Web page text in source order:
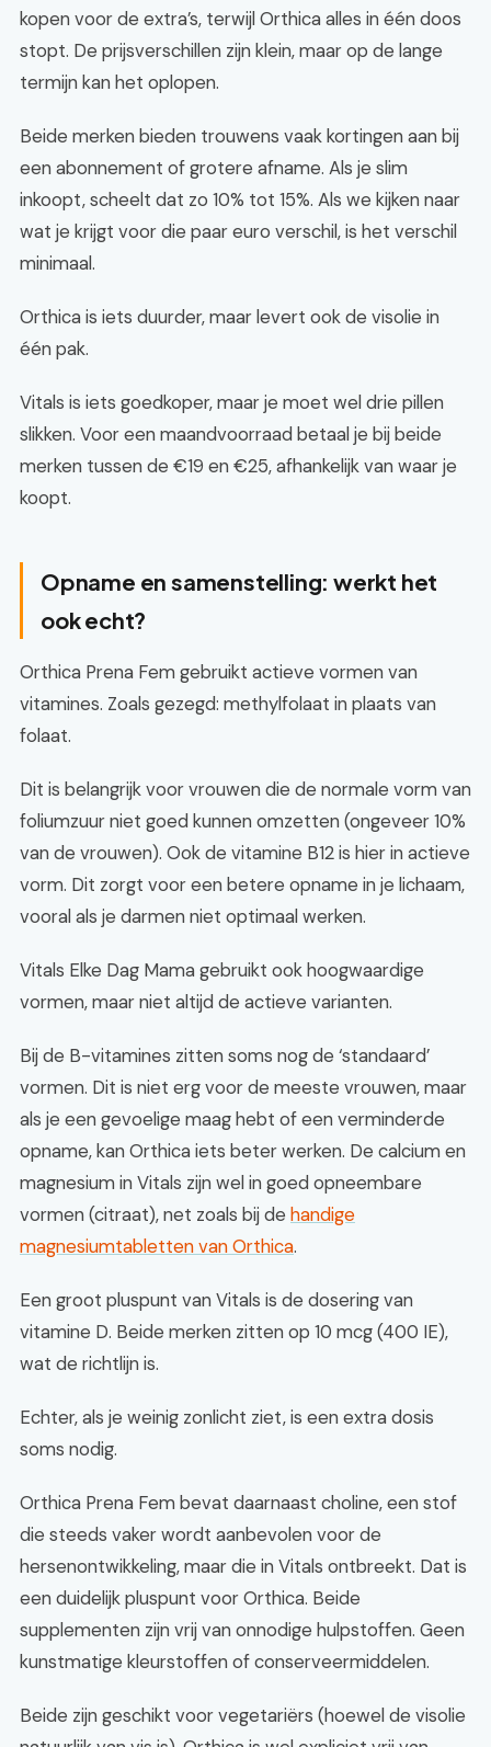
kopen voor de extra’s, terwijl Orthica alles in één doos
stopt. De prijsverschillen zijn klein, maar op de lange
termijn kan het oplopen.
Beide merken bieden trouwens vaak kortingen aan bij
een abonnement of grotere afname. Als je slim
inkoopt, scheelt dat zo 10% tot 15%. Als we kijken naar
wat je krijgt voor die paar euro verschil, is het verschil
minimaal.
Orthica is iets duurder, maar levert ook de visolie in
één pak.
Vitals is iets goedkoper, maar je moet wel drie pillen
slikken. Voor een maandvoorraad betaal je bij beide
merken tussen de €19 en €25, afhankelijk van waar je
koopt.
Opname en samenstelling: werkt het
ook echt?
Orthica Prena Fem gebruikt actieve vormen van
vitamines. Zoals gezegd: methylfolaat in plaats van
folaat.
Dit is belangrijk voor vrouwen die de normale vorm van
foliumzuur niet goed kunnen omzetten (ongeveer 10%
van de vrouwen). Ook de vitamine B12 is hier in actieve
vorm. Dit zorgt voor een betere opname in je lichaam,
vooral als je darmen niet optimaal werken.
Vitals Elke Dag Mama gebruikt ook hoogwaardige
vormen, maar niet altijd de actieve varianten.
Bij de B-vitamines zitten soms nog de ‘standaard’
vormen. Dit is niet erg voor de meeste vrouwen, maar
als je een gevoelige maag hebt of een verminderde
opname, kan Orthica iets beter werken. De calcium en
magnesium in Vitals zijn wel in goed opneembare
vormen (citraat), net zoals bij de handige
magnesiumtabletten van Orthica.
Een groot pluspunt van Vitals is de dosering van
vitamine D. Beide merken zitten op 10 mcg (400 IE),
wat de richtlijn is.
Echter, als je weinig zonlicht ziet, is een extra dosis
soms nodig.
Orthica Prena Fem bevat daarnaast choline, een stof
die steeds vaker wordt aanbevolen voor de
hersenontwikkeling, maar die in Vitals ontbreekt. Dat is
een duidelijk pluspunt voor Orthica. Beide
supplementen zijn vrij van onnodige hulpstoffen. Geen
kunstmatige kleurstoffen of conserveermiddelen.
Beide zijn geschikt voor vegetariërs (hoewel de visolie